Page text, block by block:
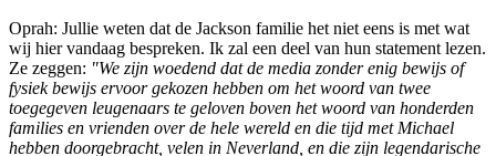
Oprah: Jullie weten dat de Jackson familie het niet eens is met wat
wij hier vandaag bespreken. Ik zal een deel van hun statement lezen.
Ze zeggen: "We zijn woedend dat de media zonder enig bewijs of
fysiek bewijs ervoor gekozen hebben om het woord van twee
toegegeven leugenaars te geloven boven het woord van honderden
families en vrienden over de hele wereld en die tijd met Michael
hebben doorgebracht, velen in Neverland, en die zijn legendarische